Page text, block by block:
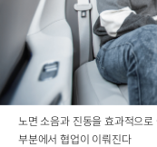
노면 소음과 진동을 효과적으
부분에서 협업이 이뤄진다